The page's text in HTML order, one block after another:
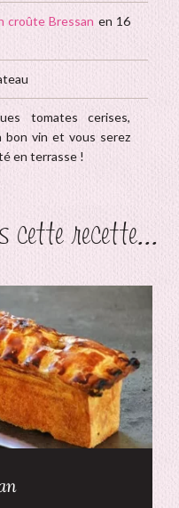
croûte Bressan en 16
tomates cerises,
bon vin et vous serez
en terrasse !
cette recette...